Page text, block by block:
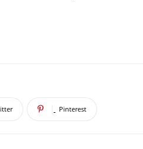
Pinterest